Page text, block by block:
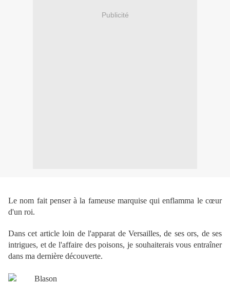
Publicité
Le nom fait penser à la fameuse marquise qui enflamma le cœur
d'un roi.
Dans cet article loin de l'apparat de Versailles, de ses ors, de ses
intrigues, et de l'affaire des poisons, je souhaiterais vous entraîner
dans ma dernière découverte.